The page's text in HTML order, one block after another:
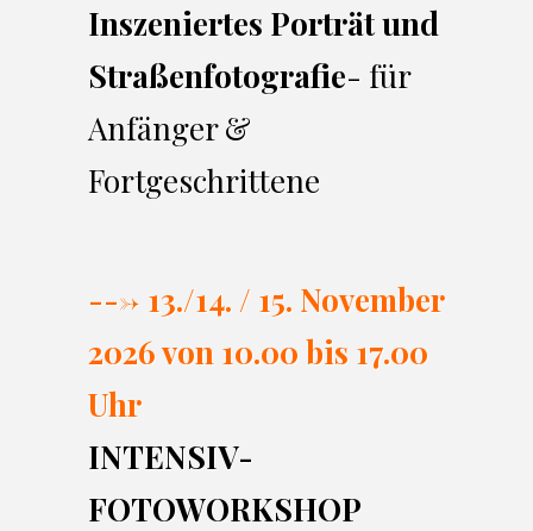
Inszeniertes Porträt und
Straßenfotografie- für
Anfänger &
Fortgeschrittene
---> 13./14. / 15. November
2026 von 10.00 bis 17.00
Uhr
INTENSIV-
FOTOWORKSHOP